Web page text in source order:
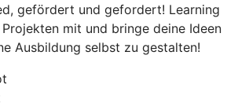
gefördert und gefordert! Learning
mit und bringe deine Ideen
Ausbildung selbst zu gestalten!